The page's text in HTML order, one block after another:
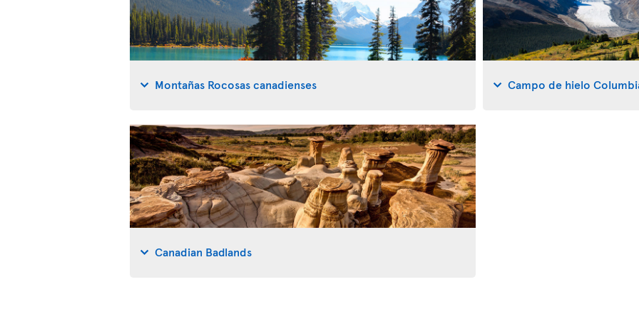
Montañas Rocosas canadienses Campo de hielo
Canadian Badlands